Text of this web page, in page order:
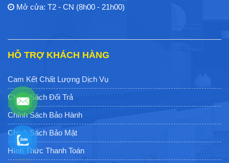
Mở cửa: T2 - CN (8h00 - 21h00)
HỖ TRỢ KHÁCH HÀNG
Cam Kết Chất Lượng Dịch Vụ
Chính Sách Đổi Trả
Chính Sách Bảo Hành
Chính Sách Bảo Mật
Hình Thức Thanh Toán